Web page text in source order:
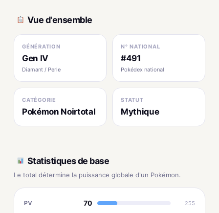
Vue d'ensemble
GÉNÉRATION
Gen IV
Diamant / Perle
N° NATIONAL
#491
Pokédex national
CATÉGORIE
Pokémon Noirtotal
STATUT
Mythique
Statistiques de base
Le total détermine la puissance globale d'un Pokémon.
PV 70 255